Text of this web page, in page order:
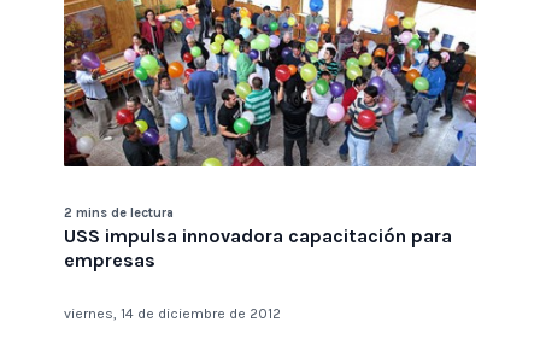
2 mins de lectura
USS impulsa innovadora capacitación para
empresas
viernes, 14 de diciembre de 2012